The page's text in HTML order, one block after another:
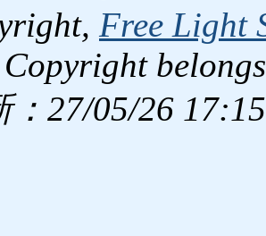
Free Light
27/05/26 17:15